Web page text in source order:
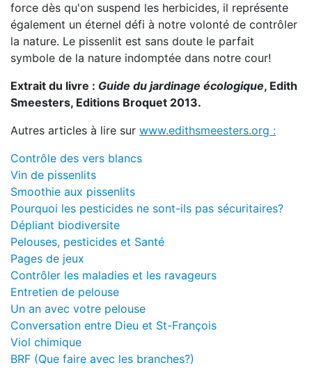
force dès qu'on suspend les herbicides, il représente
également un éternel défi à notre volonté de contrôler
la nature. Le pissenlit est sans doute le parfait
symbole de la nature indomptée dans notre cour!
Extrait du livre : Guide du jardinage écologique, Edith
Smeesters, Editions Broquet 2013.
Autres articles à lire sur www.edithsmeesters.org :
Contrôle des vers blancs
Vin de pissenlits
Smoothie aux pissenlits
Pourquoi les pesticides ne sont-ils pas sécuritaires?
Dépliant biodiversite
Pelouses, pesticides et Santé
Pages de jeux
Contrôler les maladies et les ravageurs
Entretien de pelouse
Un an avec votre pelouse
Conversation entre Dieu et St-François
Viol chimique
BRF (Que faire avec les branches?)